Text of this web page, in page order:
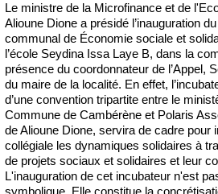
Le ministre de la Microfinance et de
Alioune Dione a présidé l’inauguration
communal de Économie sociale et
l’école Seydina Issa Laye B, dans la
présence du coordonnateur de l’Appel,
du maire de la localité. En effet,
d’une convention tripartite entre le
Commune de Cambérène et Polaris
de Alioune Dione, servira de cadre pour
collégiale les dynamiques solidaires à
de projets sociaux et solidaires et leur
L'inauguration de cet incubateur n'est